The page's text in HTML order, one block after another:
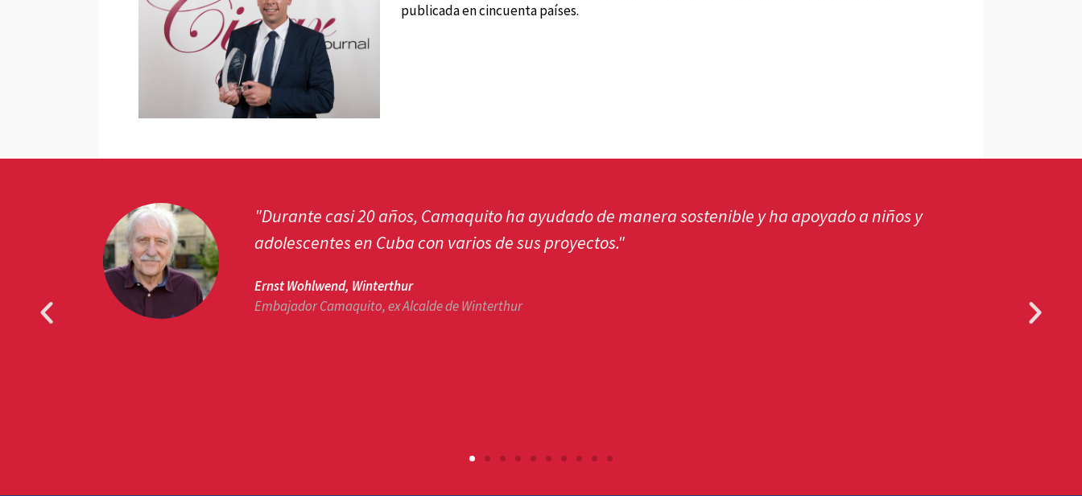
publicada en cincuenta países.
"Durante casi 20 años, Camaquito ha ayudado de manera sostenible y ha apoyado a niños y
adolescentes en Cuba con varios de sus proyectos."
Ernst Wohlwend, Winterthur
Embajador Camaquito, ex Alcalde de Winterthur